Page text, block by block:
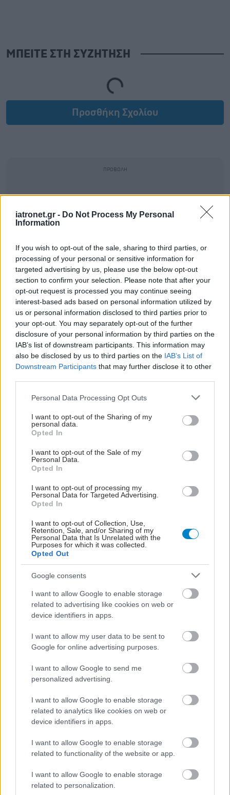
iatronet.gr - Do Not Process My Personal
Information
If you wish to opt-out of the sale, sharing to third parties, or
processing of your personal or sensitive information for
targeted advertising by us, please use the below opt-out
section to confirm your selection. Please note that after your
opt-out request is processed you may continue seeing
interest-based ads based on personal information utilized by
us or personal information disclosed to third parties prior to
your opt-out. You may separately opt-out of the further
disclosure of your personal information by third parties on the
IAB’s list of downstream participants. This information may
also be disclosed by us to third parties on the IAB’s List of
Downstream Participants that may further disclose it to other
Please note that this website/app uses one or more Google
not limited to your visit or usage behaviour. You may click to
grant or deny consent to Google and its third-party tags to
use your data for below specified purposes in below Google
consent section.
Personal Data Processing Opt Outs
I want to opt-out of the Sharing of my
personal data.
Opted In
I want to opt-out of the Sale of my
Personal Data.
Opted In
I want to opt-out of processing my
Personal Data for Targeted Advertising.
Opted In
I want to opt-out of Collection, Use,
Retention, Sale, and/or Sharing of my
Personal Data that Is Unrelated with the
Purposes for which it was collected.
Opted Out
Google consents
I want to allow Google to enable storage
related to advertising like cookies on web or
device identifiers in apps.
I want to allow my user data to be sent to
Google for online advertising purposes.
I want to allow Google to send me
personalized advertising.
I want to allow Google to enable storage
related to analytics like cookies on web or
device identifiers in apps.
I want to allow Google to enable storage
related to functionality of the website or app.
I want to allow Google to enable storage
related to personalization.
ΜΠΕΙΤΕ ΣΤΗ ΣΥΖΗΤΗΣΗ
Loading...
Προσθήκη Σχολίου
ΣΗΜΕΡΑ ΣΤΟ IATRONET.GR
Φυτικές ίνες και οι μορφές τους